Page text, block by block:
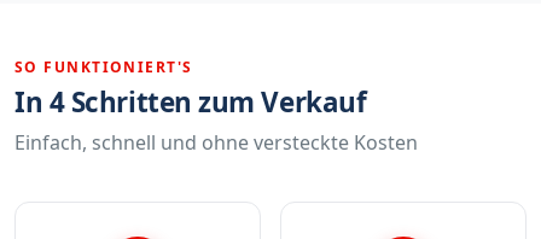
SO FUNKTIONIERT'S
In 4 Schritten zum Verkauf
Einfach, schnell und ohne versteckte Kosten